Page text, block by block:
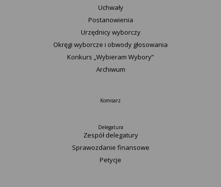
Uchwały
Postanowienia
Urzędnicy wyborczy
Okręgi wyborcze i obwody głosowania
Konkurs „Wybieram Wybory”
Archiwum
Komisarz
Delegatura
Zespół delegatury
Sprawozdanie finansowe
Petycje